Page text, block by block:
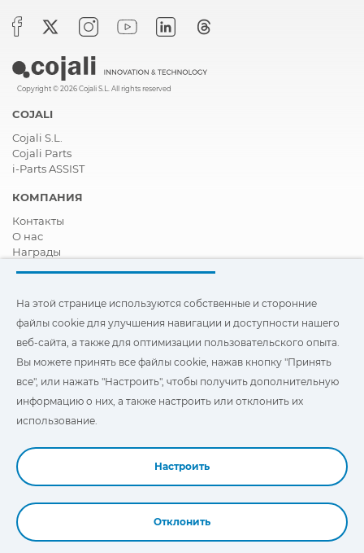
Copyright © 2026 Cojali S.L. All rights reserved
COJALI
Cojali S.L.
Cojali Parts
i-Parts ASSIST
КОМПАНИЯ
Контакты
О нас
Награды
Стать дистрибьютором
Видео
FAQ - ЧАСТО ЗАДАВАЕМЫЕ ВОПРОСЫ
оптимизировать взаимодействие с пользователем, на этом
сайте используются наши собственные и сторонние файлы
"Cookies". Вы можете нажать на
отказаться от их использования.
На этой странице используются собственные и сторонние
файлы cookie для улучшения навигации и доступности нашего
веб-сайта, а также для оптимизации пользовательского опыта.
Вы можете принять все файлы cookie, нажав кнопку "Принять
все", или нажать "Настроить", чтобы получить дополнительную
информацию о них, а также настроить или отклонить их
использование.
Настроить
Отклонить